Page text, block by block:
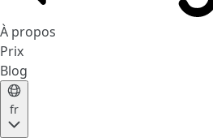
À propos
Prix
Blog
fr